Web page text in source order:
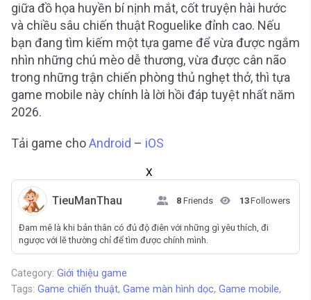
giữa đồ họa huyền bí nịnh mắt, cốt truyện hài hước
và chiều sâu chiến thuật Roguelike đỉnh cao. Nếu
bạn đang tìm kiếm một tựa game để vừa được ngắm
nhìn những chú mèo dễ thương, vừa được cân não
trong những trận chiến phòng thủ nghẹt thở, thì tựa
game mobile này chính là lời hồi đáp tuyệt nhất năm
2026.
Tải game choAndroid – iOS
X
TieuManThau 8 Friends 13Followers
Đam mê là khi bản thân có đủ độ điên với những gì yêu thích, đi
ngược với lẽ thường chỉ để tìm được chính mình.
Category: Giới thiệu game
Tags: Game chiến thuật, Game màn hình dọc, Game mobile,